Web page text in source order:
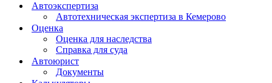
Автоэкспертиза
Автотехническая экспертиза в Кемерово
Оценка
Оценка для наследства
Справка для суда
Автоюрист
Документы